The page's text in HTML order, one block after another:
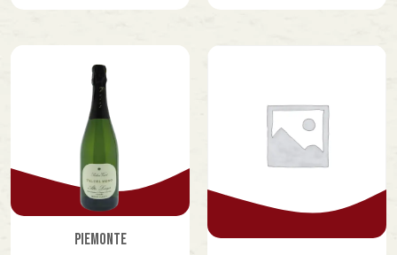
Piemonte